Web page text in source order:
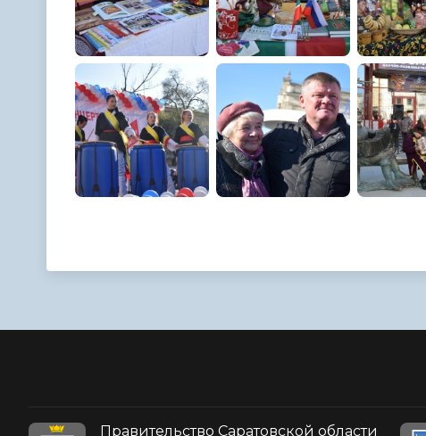
Правительство Саратовской области